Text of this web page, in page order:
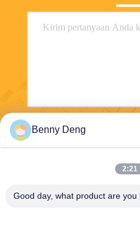
Benny Deng
2:21
Good day, what product are you